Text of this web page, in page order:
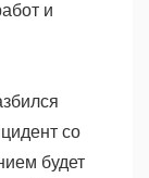
и
со
будет